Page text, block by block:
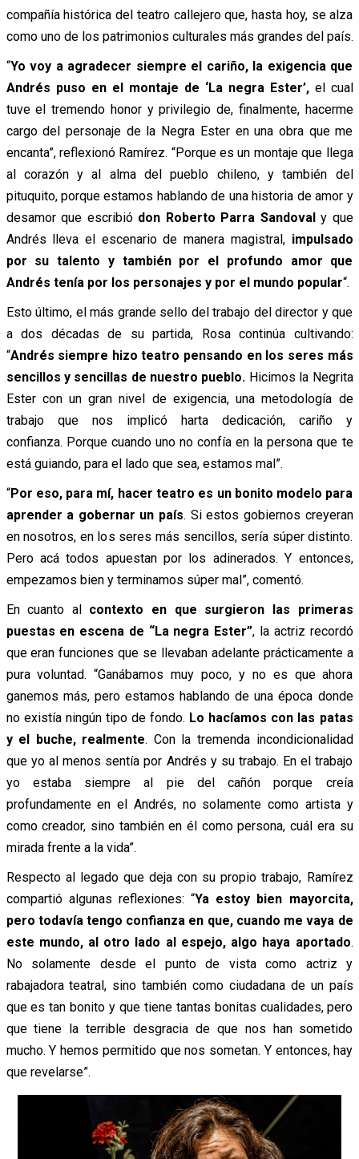
compañía histórica del teatro callejero que, hasta hoy, se alza
como uno de los patrimonios culturales más grandes del país.
“Yo voy a agradecer siempre el cariño, la exigencia que
Andrés puso en el montaje de ‘La negra Ester’,el cual
tuve el tremendo honor y privilegio de, finalmente, hacerme
cargo del personaje de la Negra Ester en una obra que me
encanta”, reflexionó Ramírez. “Porque es un montaje que llega
al corazón y al alma del pueblo chileno, y también del
pituquito, porque estamos hablando de una historia de amor y
desamor que escribió don Roberto Parra Sandoval y que
Andrés lleva el escenario de manera magistral, impulsado
por su talento y también por el profundo amor que
Andrés tenía por los personajes y por el mundo popular“.
Esto último, el más grande sello del trabajo del director y que
a dos décadas de su partida, Rosa continúa cultivando:
“Andrés siempre hizo teatro pensando en los seres más
sencillos y sencillas de nuestro pueblo. Hicimos la Negrita
Ester con un gran nivel de exigencia, una metodología de
trabajo que nos implicó harta dedicación, cariño y
confianza. Porque cuando uno no confía en la persona que te
está guiando, para el lado que sea, estamos mal”.
“Por eso, para mí, hacer teatro es un bonito modelo para
aprender a gobernar un país. Si estos gobiernos creyeran
en nosotros, en los seres más sencillos, sería súper distinto.
Pero acá todos apuestan por los adinerados. Y entonces,
empezamos bien y terminamos súper mal”, comentó.
En cuanto al contexto en que surgieron las primeras
puestas en escena de “La negra Ester”, la actriz recordó
que eran funciones que se llevaban adelante prácticamente a
pura voluntad. “Ganábamos muy poco, y no es que ahora
ganemos más, pero estamos hablando de una época donde
no existía ningún tipo de fondo. Lo hacíamos con las patas
y el buche, realmente. Con la tremenda incondicionalidad
que yo al menos sentía por Andrés y su trabajo. En el trabajo
yo estaba siempre al pie del cañón porque creía
profundamente en el Andrés, no solamente como artista y
como creador, sino también en él como persona, cuál era su
mirada frente a la vida”.
Respecto al legado que deja con su propio trabajo, Ramírez
compartió algunas reflexiones: “Ya estoy bien mayorcita,
pero todavía tengo confianza en que, cuando me vaya de
este mundo, al otro lado al espejo, algo haya aportado.
No solamente desde el punto de vista como actriz y
rabajadora teatral, sino también como ciudadana de un país
que es tan bonito y que tiene tantas bonitas cualidades, pero
que tiene la terrible desgracia de que nos han sometido
mucho. Y hemos permitido que nos sometan. Y entonces, hay
que revelarse”.